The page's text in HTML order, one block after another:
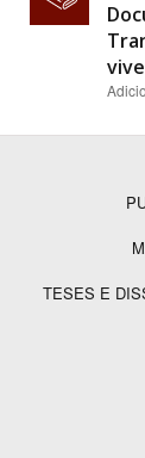
Rodapé
TESES E